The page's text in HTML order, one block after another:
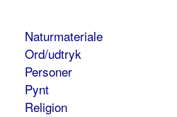
Naturmateriale
Ord/udtryk
Personer
Pynt
Religion